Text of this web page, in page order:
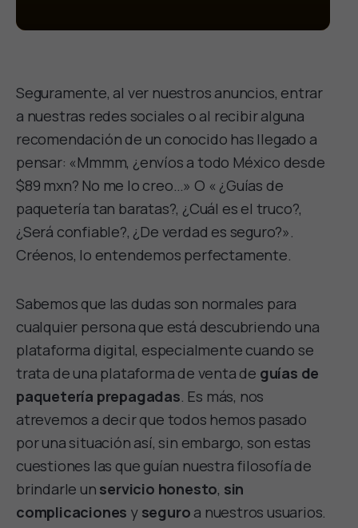
Seguramente, al ver nuestros anuncios, entrar
a nuestras redes sociales o al recibir alguna
recomendación de un conocido has llegado a
pensar: «Mmmm, ¿envíos a todo México desde
$89 mxn? No me lo creo…» O « ¿Guías de
paquetería tan baratas?, ¿Cuál es el truco?,
¿Será confiable?, ¿De verdad es seguro?».
Créenos, lo entendemos perfectamente.
Sabemos que las dudas son normales para
cualquier persona que está descubriendo una
plataforma digital, especialmente cuando se
trata de una plataforma de venta de guías de
paquetería prepagadas. Es más, nos
atrevemos a decir que todos hemos pasado
por una situación así, sin embargo, son estas
cuestiones las que guían nuestra filosofía de
brindarle un servicio honesto, sin
complicaciones y seguro a nuestros usuarios.